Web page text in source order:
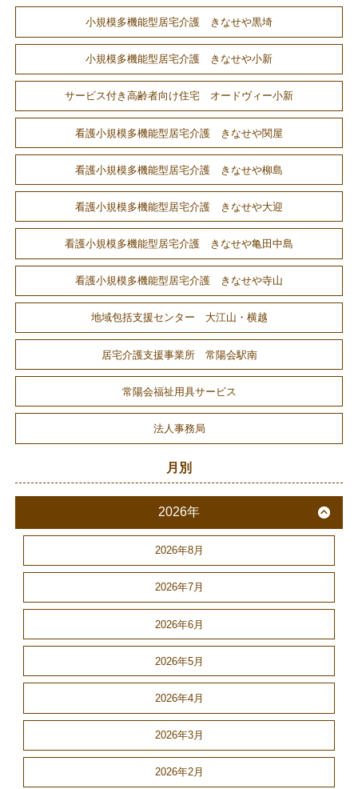
小規模多機能型居宅介護 きなせや黒埼
小規模多機能型居宅介護 きなせや小新
サービス付き高齢者向け住宅 オードヴィー小新
看護小規模多機能型居宅介護 きなせや関屋
看護小規模多機能型居宅介護 きなせや柳島
看護小規模多機能型居宅介護 きなせや大迎
看護小規模多機能型居宅介護 きなせや亀田中島
看護小規模多機能型居宅介護 きなせや寺山
地域包括支援センター 大江山・横越
居宅介護支援事業所 常陽会駅南
常陽会福祉用具サービス
法人事務局
月別
2026年
2026年8月
2026年7月
2026年6月
2026年5月
2026年4月
2026年3月
2026年2月